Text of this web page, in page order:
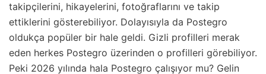
takipçilerini, hikayelerini, fotoğraflarını ve takip
ettiklerini gösterebiliyor. Dolayısıyla da Postegro
oldukça popüler bir hale geldi. Gizli profilleri merak
eden herkes Postegro üzerinden o profilleri görebiliyor.
Peki 2026 yılında hala Postegro çalışıyor mu? Gelin